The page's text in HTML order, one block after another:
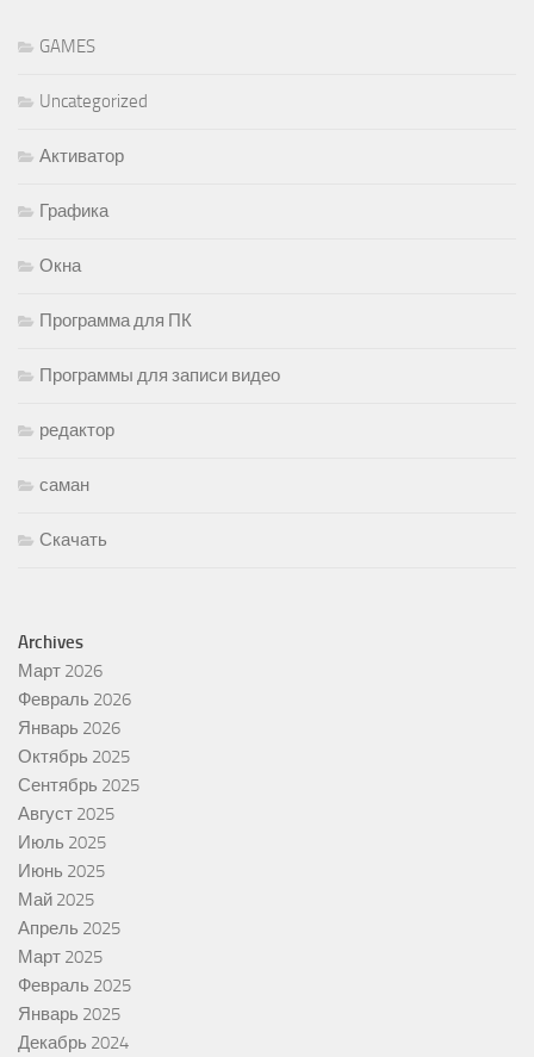
GAMES
Uncategorized
Активатор
Графика
Окна
Программа для ПК
Программы для записи видео
редактор
саман
Скачать
Archives
Март 2026
Февраль 2026
Январь 2026
Октябрь 2025
Сентябрь 2025
Август 2025
Июль 2025
Июнь 2025
Май 2025
Апрель 2025
Март 2025
Февраль 2025
Январь 2025
Декабрь 2024